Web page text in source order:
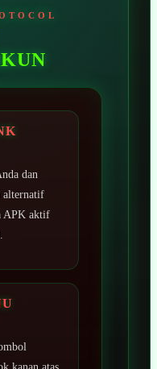
dan
alternatif
APK aktif